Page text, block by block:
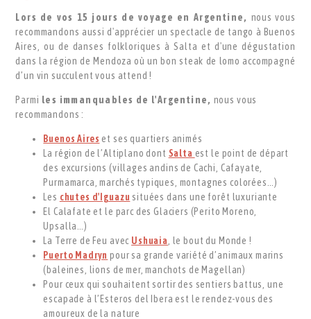
Lors de vos 15 jours de voyage en Argentine, nous vous
recommandons aussi d'apprécier un spectacle de tango à Buenos
Aires, ou de danses folkloriques à Salta et d'une dégustation
dans la région de Mendoza où un bon steak de lomo accompagné
d’un vin succulent vous attend !
Parmi les immanquables de l'Argentine, nous vous
recommandons :
Buenos Aires et ses quartiers animés
La région de l’Altiplano dont Salta est le point de départ
des excursions (villages andins de Cachi, Cafayate,
Purmamarca, marchés typiques, montagnes colorées…)
Les chutes d'Iguazu situées dans une forêt luxuriante
El Calafate et le parc des Glaciers (Perito Moreno,
Upsalla…)
La Terre de Feu avec Ushuaia
, le bout du Monde !
Puerto Madryn pour sa grande variété d’animaux marins
(baleines, lions de mer, manchots de Magellan)
Pour ceux qui souhaitent sortir des sentiers battus, une
escapade à l’Esteros del Ibera est le rendez-vous des
amoureux de la nature